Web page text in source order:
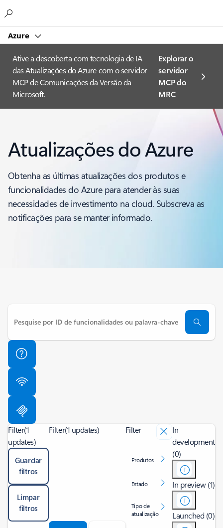
Azure
Ative a descoberta com tecnologia de IA
das Atualizações do Azure com o servidor
MCP de Comunicações da Versão da
Microsoft.
Explorar o
servidor
MCP do
MRC
Atualizações do Azure
Obtenha as últimas atualizações dos produtos e
funcionalidades do Azure para atender às suas
necessidades de investimento na cloud. Subscreva as
notificações para se manter informado.
Filter(1
updates)
Guardar
filtros
Limpar
filtros
Filter(1 updates) Filter
Produtos
Estado
Tipo de
atualização
In
development
(0)
In preview (1)
Launched (0)